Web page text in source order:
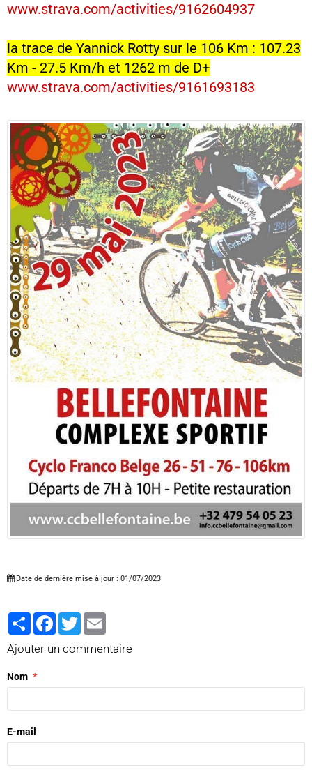
www.strava.com/activities/9162604937
la trace de Yannick Rotty sur le 106 Km : 107.23
Km - 27.5 Km/h et 1262 m de D+
www.strava.com/activities/9161693183
Date de dernière mise à jour : 01/07/2023
PartagerFacebook
Twitter
Ajouter un commentaire
Nom
E-mail